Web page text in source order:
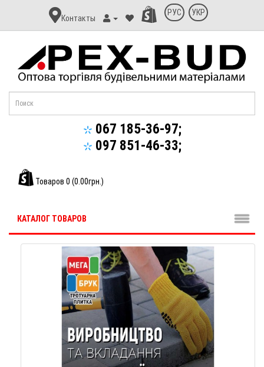
Контакт
Апекс-
Контакты
РУС УКР
067 185-36-97;
097 851-46-33;
Товаров 0 (0.00грн.)
КАТАЛОГ ТОВАРОВ